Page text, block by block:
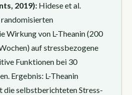
2019): Hidese et al.
Wirkung von L-Theanin (200
auf stressbezogene
Funktionen bei 30
Ergebnis: L-Theanin
selbstberichteten Stress-